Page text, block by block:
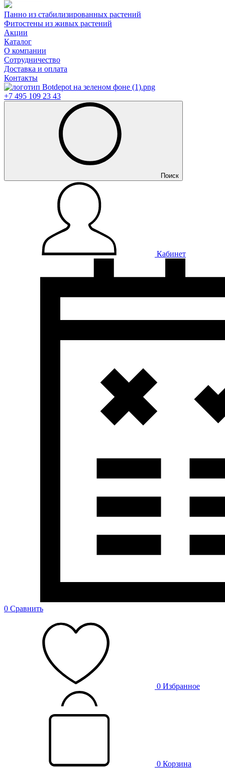
Панно из стабилизированных растений
Фитостены из живых растений
Акции
Каталог
О компании
Сотрудничество
Доставка и оплата
Контакты
+7 495 109 23 43
Поиск
Кабинет
0 Сравнить
0 Избранное
0 Корзина